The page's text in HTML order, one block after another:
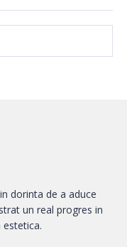
dorinta de a aduce
un real progres in